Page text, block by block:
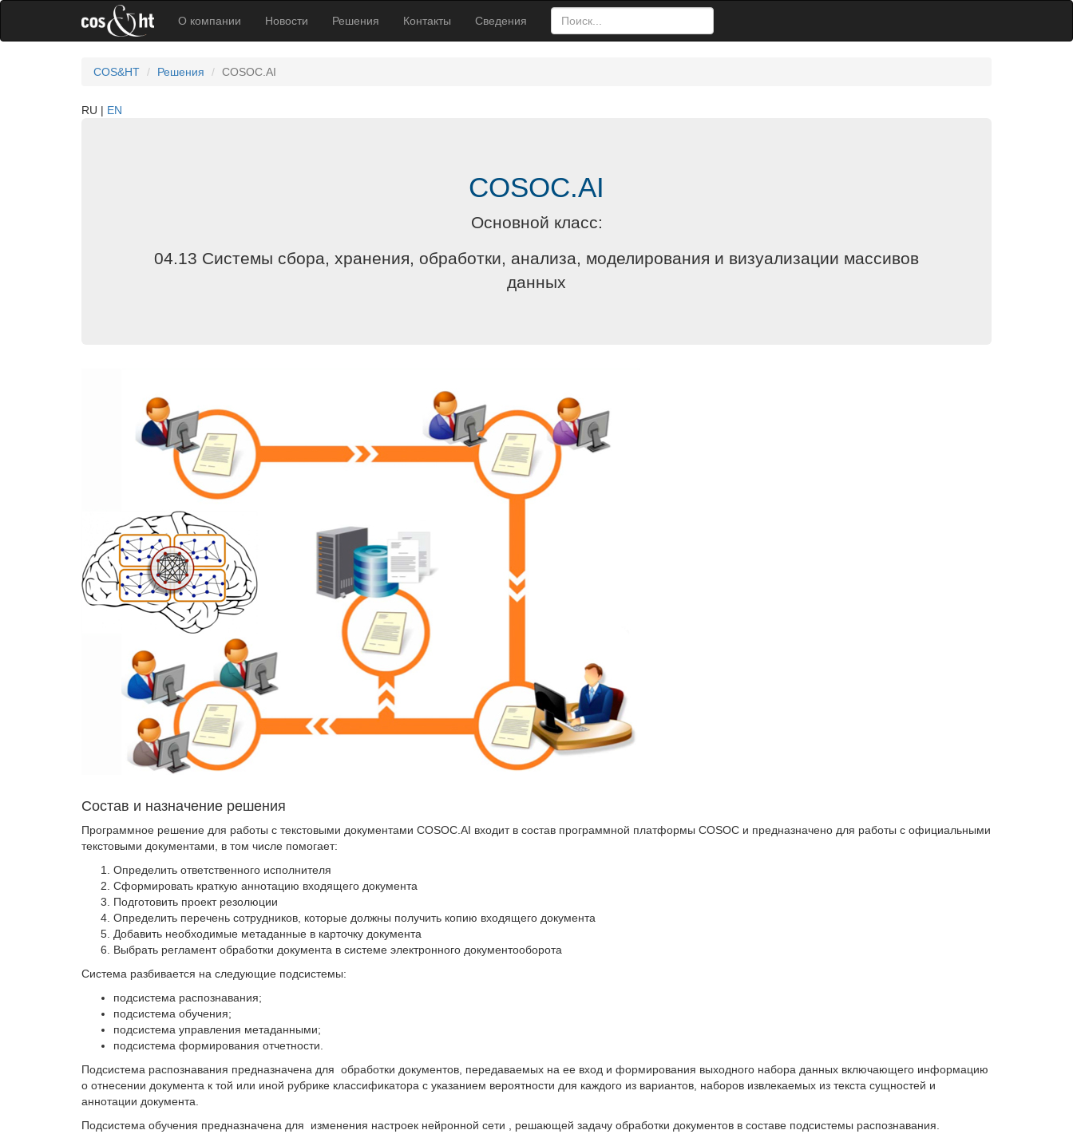
О компании Новости Решения Контакты Сведения
COS&HT Решения COSOC.AI
RU EN
COSOC.AI
Основной класс:
04.13 Системы сбора, хранения, обработки, анализа, моделирования и визуализации массивов
данных
Состав и назначение решения
Программное решение для работы с текстовыми документами COSOC.AI входит в состав программной платформы COSOC и предназначено для работы с официальными
текстовыми документами, в том числе помогает:
Определить ответственного исполнителя
Сформировать краткую аннотацию входящего документа
Подготовить проект резолюции
Определить перечень сотрудников, которые должны получить копию входящего документа
Добавить необходимые метаданные в карточку документа
Выбрать регламент обработки документа в системе электронного документооборота
Система разбивается на следующие подсистемы:
подсистема распознавания;
подсистема обучения;
подсистема управления метаданными;
подсистема формирования отчетности.
Подсистема распознавания предназначена для обработки документов, передаваемых на ее вход и формирования выходного набора данных включающего информацию
о отнесении документа к той или иной рубрике классификатора с указанием вероятности для каждого из вариантов, наборов извлекаемых из текста сущностей и
аннотации документа.
Подсистема обучения предназначена для изменения настроек нейронной сети , решающей задачу обработки документов в составе подсистемы распознавания.